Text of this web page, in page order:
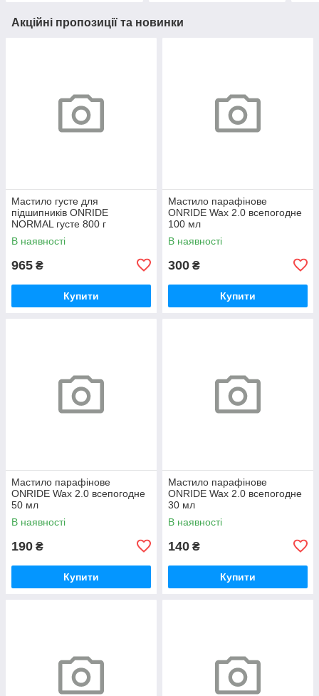
Акційні пропозиції та новинки
Мастило густе для
підшипників ONRIDE
NORMAL густе 800 г
(металева банка)
В наявності
965 ₴
Купити
Мастило парафінове
ONRIDE Wax 2.0 всепогодне
100 мл
В наявності
300 ₴
Купити
Мастило парафінове
ONRIDE Wax 2.0 всепогодне
50 мл
В наявності
190 ₴
Купити
Мастило парафінове
ONRIDE Wax 2.0 всепогодне
30 мл
В наявності
140 ₴
Купити